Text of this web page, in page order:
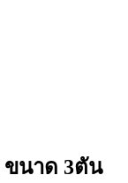
ขนาด 3ตัน